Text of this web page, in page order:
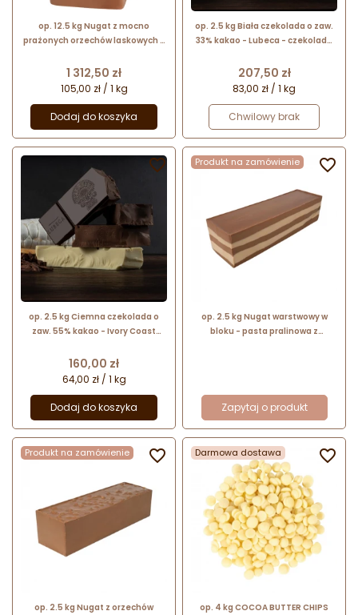
op. 12.5 kg Nugat z mocno
prażonych orzechów laskowych -
280 015 Lubeca
Cena
1 312,50 zł
105,00 zł / 1 kg
Dodaj do koszyka
op. 2.5 kg Biała czekolada o zaw.
33% kakao - Lubeca - czekolada
004
Cena
207,50 zł
83,00 zł / 1 kg
Chwilowy brak
op. 2.5 kg Ciemna czekolada o
zaw. 55% kakao - Ivory Coast
w bloku - nr. kat. 721 015
Cena
160,00 zł
64,00 zł / 1 kg
Dodaj do koszyka
 Produkt na zamówienie
op. 2.5 kg Nugat warstwowy w
bloku - pasta pralinowa z
Zapytaj o produkt

Produkt na zamówienie
op. 2.5 kg Nugat z orzechów
 Darmowa dostawa
op. 4 kg COCOA BUTTER CHIPS
